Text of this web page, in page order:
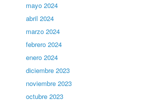
mayo 2024
abril 2024
marzo 2024
febrero 2024
enero 2024
diciembre 2023
noviembre 2023
octubre 2023